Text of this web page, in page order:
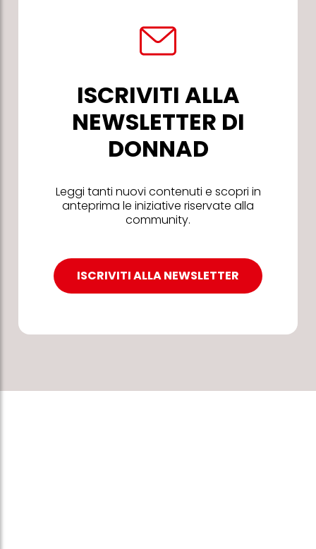
ISCRIVITI ALLA
NEWSLETTER DI
DONNAD
Leggi tanti nuovi contenuti e scopri in
anteprima le iniziative riservate alla
community.
ISCRIVITI ALLA NEWSLETTER